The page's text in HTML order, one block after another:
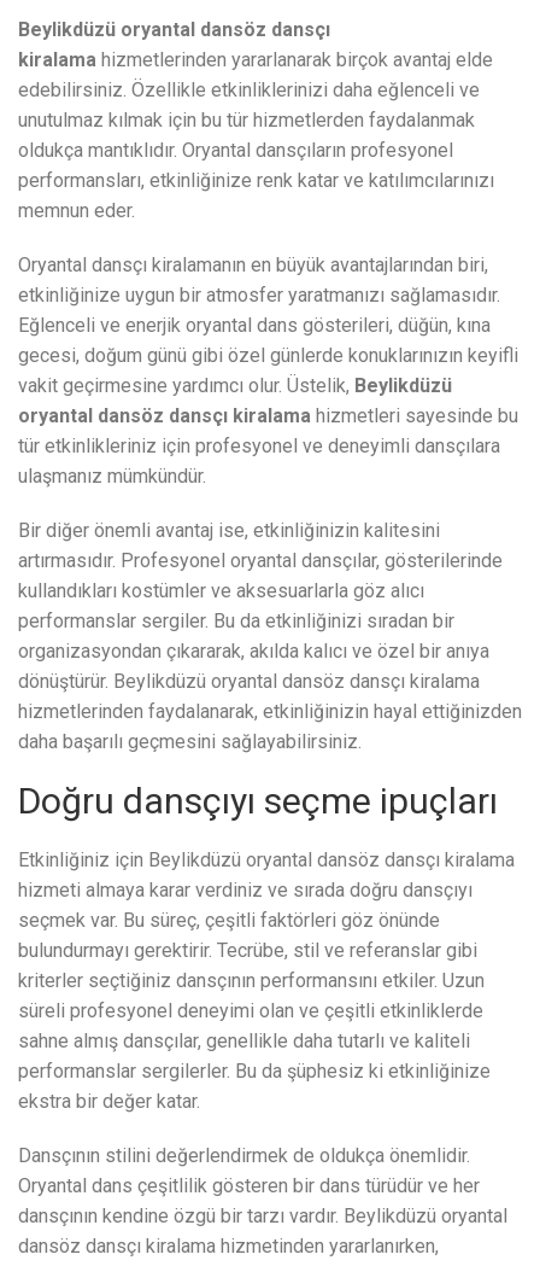
Beylikdüzü oryantal dansöz dansçı
kiralama hizmetlerinden yararlanarak birçok avantaj elde
edebilirsiniz. Özellikle etkinliklerinizi daha eğlenceli ve
unutulmaz kılmak için bu tür hizmetlerden faydalanmak
oldukça mantıklıdır. Oryantal dansçıların profesyonel
performansları, etkinliğinize renk katar ve katılımcılarınızı
memnun eder.
Oryantal dansçı kiralamanın en büyük avantajlarından biri,
etkinliğinize uygun bir atmosfer yaratmanızı sağlamasıdır.
Eğlenceli ve enerjik oryantal dans gösterileri, düğün, kına
gecesi, doğum günü gibi özel günlerde konuklarınızın keyifli
vakit geçirmesine yardımcı olur. Üstelik, Beylikdüzü
oryantal dansöz dansçı kiralama hizmetleri sayesinde bu
tür etkinlikleriniz için profesyonel ve deneyimli dansçılara
ulaşmanız mümkündür.
Bir diğer önemli avantaj ise, etkinliğinizin kalitesini
artırmasıdır. Profesyonel oryantal dansçılar, gösterilerinde
kullandıkları kostümler ve aksesuarlarla göz alıcı
performanslar sergiler. Bu da etkinliğinizi sıradan bir
organizasyondan çıkararak, akılda kalıcı ve özel bir anıya
dönüştürür. Beylikdüzü oryantal dansöz dansçı kiralama
hizmetlerinden faydalanarak, etkinliğinizin hayal ettiğinizden
daha başarılı geçmesini sağlayabilirsiniz.
Doğru dansçıyı seçme ipuçları
Etkinliğiniz için Beylikdüzü oryantal dansöz dansçı kiralama
hizmeti almaya karar verdiniz ve sırada doğru dansçıyı
seçmek var. Bu süreç, çeşitli faktörleri göz önünde
bulundurmayı gerektirir. Tecrübe, stil ve referanslar gibi
kriterler seçtiğiniz dansçının performansını etkiler. Uzun
süreli profesyonel deneyimi olan ve çeşitli etkinliklerde
sahne almış dansçılar, genellikle daha tutarlı ve kaliteli
performanslar sergilerler. Bu da şüphesiz ki etkinliğinize
ekstra bir değer katar.
Dansçının stilini değerlendirmek de oldukça önemlidir.
Oryantal dans çeşitlilik gösteren bir dans türüdür ve her
dansçının kendine özgü bir tarzı vardır. Beylikdüzü oryantal
dansöz dansçı kiralama hizmetinden yararlanırken,